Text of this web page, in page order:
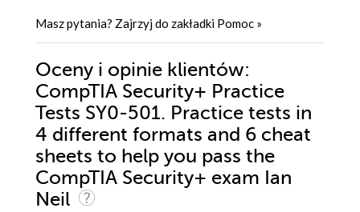
Masz pytania? Zajrzyj do zakładki Pomoc »
Oceny i opinie klientów:
CompTIA Security+ Practice
Tests SY0-501. Practice tests in
4 different formats and 6 cheat
sheets to help you pass the
CompTIA Security+ exam Ian
Neil